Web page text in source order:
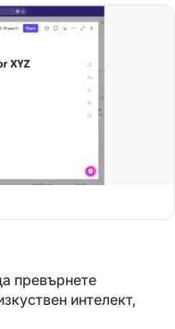
превърнете
интелект,